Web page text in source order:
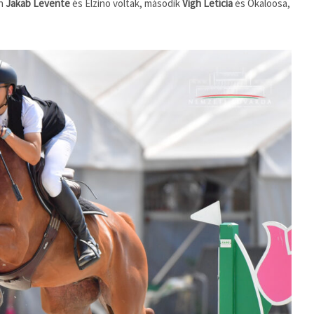
Jakab Leventeés Elzino voltak, másodikVigh Letíciaés Okaloosa,